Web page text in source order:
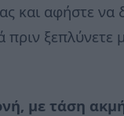
και αφήστε να
πριν ξεπλύνετε
με τάση